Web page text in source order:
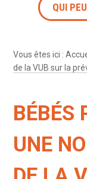
QUI
Vous êtes ici :
de la VUB sur la
BÉBÉS
UNE